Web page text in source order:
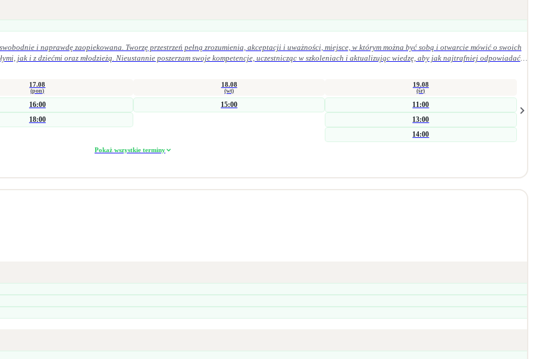
i naprawdę zaopiekowana. Tworzę przestrzeń pełną zrozumienia, akceptacji i uważności, miejsce, w którym można być sobą i otwarcie mówić o swoich
17.08
(pon)
16:00
18:00
18.08
(wt)
15:00
19.08
(śr)
11:00
13:00
14:00
Pokaż wszystkie terminy